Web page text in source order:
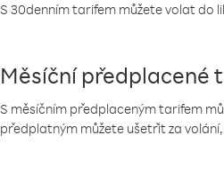
S 30denním tarifem můžete volat do
Měsíční předplacené
S měsíčním předplaceným tarifem
předplatným můžete ušetřit za